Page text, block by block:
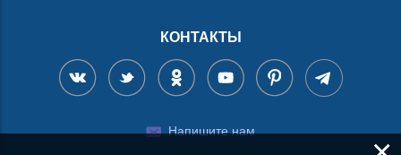
КОНТАКТЫ
Напишите нам